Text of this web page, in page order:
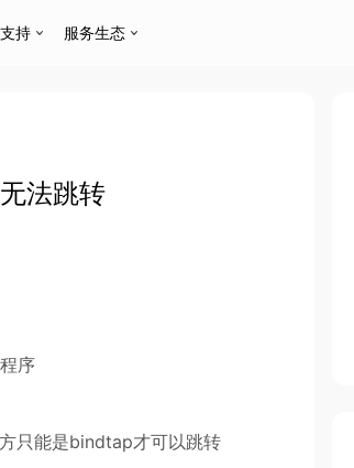
持 服务生态
法跳转
序
只能是bindtap才可以跳转